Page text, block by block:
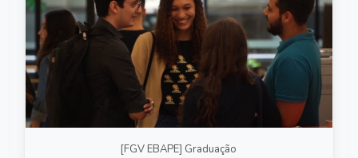
[FGV EBAPE] Graduação